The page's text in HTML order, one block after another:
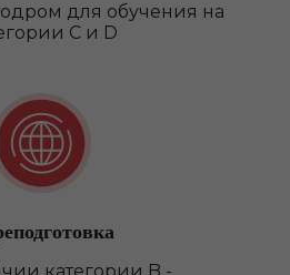
для обучения на
C и D